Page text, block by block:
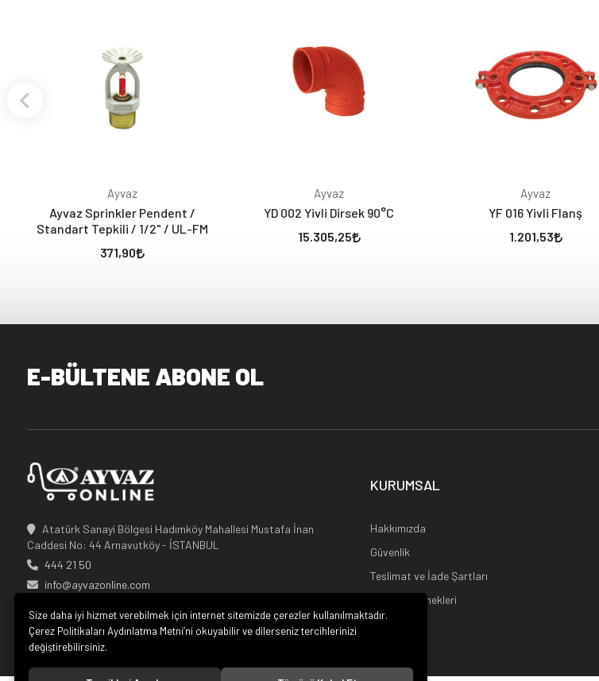
Ayvaz
Ayvaz Sprinkler Pendent /
Standart Tepkili / 1/2" / UL-FM
371,90
Ayvaz
YD 002 Yivli Dirsek 90°C
15.305,25
Ayvaz
YF 016 Yivli Flanş
1.201,53
E-BÜLTENE ABONE OL
Atatürk Sanayi Bölgesi Hadımköy Mahallesi Mustafa İnan
Caddesi No: 44 Arnavutköy - İSTANBUL
444 21 50
info@ayvazonline.com
KURUMSAL
Hakkımızda
Güvenlik
Teslimat ve İade Şartları
Kargo Seçenekleri
Ana Sayfa
Size daha iyi hizmet verebilmek için internet sitemizde çerezler kullanılmaktadır.
Çerez Politikaları Aydınlatma Metni’ni okuyabilir ve dilerseniz tercihlerinizi
değiştirebilirsiniz.